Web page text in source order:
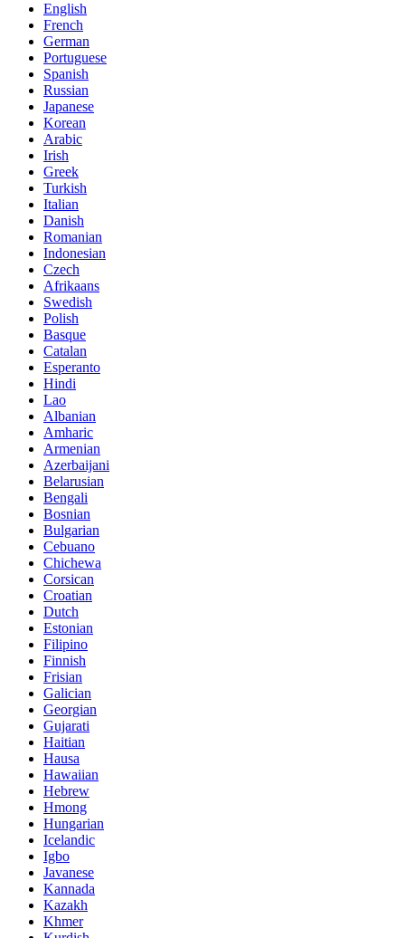
English
French
German
Portuguese
Spanish
Russian
Japanese
Korean
Arabic
Irish
Greek
Turkish
Italian
Danish
Romanian
Indonesian
Czech
Afrikaans
Swedish
Polish
Basque
Catalan
Esperanto
Hindi
Lao
Albanian
Amharic
Armenian
Azerbaijani
Belarusian
Bengali
Bosnian
Bulgarian
Cebuano
Chichewa
Corsican
Croatian
Dutch
Estonian
Filipino
Finnish
Frisian
Galician
Georgian
Gujarati
Haitian
Hausa
Hawaiian
Hebrew
Hmong
Hungarian
Icelandic
Igbo
Javanese
Kannada
Kazakh
Khmer